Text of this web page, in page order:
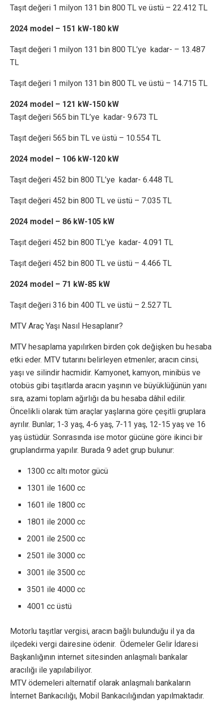
Taşıt değeri 1 milyon 131 bin 800 TL ve üstü – 22.412 TL
2024 model – 151 kW-180 kW
Taşıt değeri 1 milyon 131 bin 800 TL’ye kadar- – 13.487
TL
Taşıt değeri 1 milyon 131 bin 800 TL ve üstü – 14.715 TL
2024 model – 121 kW-150 kW
Taşıt değeri 565 bin TL’ye kadar- 9.673 TL
Taşıt değeri 565 bin TL ve üstü – 10.554 TL
2024 model – 106 kW-120 kW
Taşıt değeri 452 bin 800 TL’ye kadar- 6.448 TL
Taşıt değeri 452 bin 800 TL ve üstü – 7.035 TL
2024 model – 86 kW-105 kW
Taşıt değeri 452 bin 800 TL’ye kadar- 4.091 TL
Taşıt değeri 452 bin 800 TL ve üstü – 4.466 TL
2024 model – 71 kW-85 kW
Taşıt değeri 316 bin 400 TL ve üstü – 2.527 TL
MTV Araç Yaşı Nasıl Hesaplanır?
MTV hesaplama yapılırken birden çok değişken bu hesaba
etki eder. MTV tutarını belirleyen etmenler; aracın cinsi,
yaşı ve silindir hacmidir. Kamyonet, kamyon, minibüs ve
otobüs gibi taşıtlarda aracın yaşının ve büyüklüğünün yanı
sıra, azami toplam ağırlığı da bu hesaba dâhil edilir.
Öncelikli olarak tüm araçlar yaşlarına göre çeşitli gruplara
ayrılır. Bunlar; 1-3 yaş, 4-6 yaş, 7-11 yaş, 12-15 yaş ve 16
yaş üstüdür. Sonrasında ise motor gücüne göre ikinci bir
gruplandırma yapılır. Burada 9 adet grup bulunur:
1300 cc altı motor gücü
1301 ile 1600 cc
1601 ile 1800 cc
1801 ile 2000 cc
2001 ile 2500 cc
2501 ile 3000 cc
3001 ile 3500 cc
3501 ile 4000 cc
4001 cc üstü
Motorlu taşıtlar vergisi, aracın bağlı bulunduğu il ya da
ilçedeki vergi dairesine ödenir. Ödemeler Gelir İdaresi
Başkanlığının internet sitesinden anlaşmalı bankalar
aracılığı ile yapılabiliyor.
MTV ödemeleri alternatif olarak anlaşmalı bankaların
İnternet Bankacılığı, Mobil Bankacılığından yapılmaktadır.